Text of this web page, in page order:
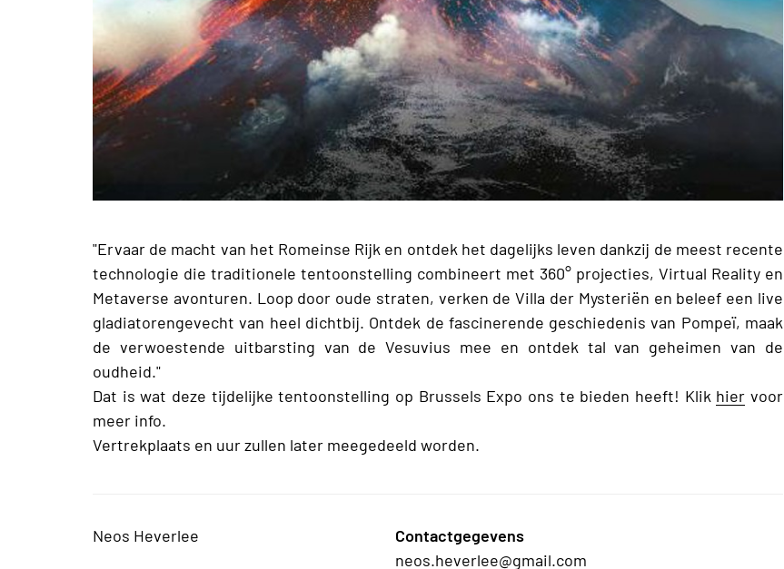
"Ervaar de macht van het Romeinse Rijk en ontdek het dagelijks leven dankzij de meest recente
technologie die traditionele tentoonstelling combineert met 360° projecties, Virtual Reality en
Metaverse avonturen. Loop door oude straten, verken de Villa der Mysteriën en beleef een live
gladiatorengevecht van heel dichtbij. Ontdek de fascinerende geschiedenis van Pompeï, maak
de verwoestende uitbarsting van de Vesuvius mee en ontdek tal van geheimen van de
oudheid."
Dat is wat deze tijdelijke tentoonstelling op Brussels Expo ons te bieden heeft! Klik hier voor
meer info.
Vertrekplaats en uur zullen later meegedeeld worden.
Neos Heverlee
Contactgegevens
neos.heverlee@gmail.com